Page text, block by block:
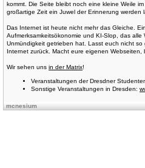
kommt. Die Seite bleibt noch eine kleine Weile
großartige Zeit ein Juwel der Erinnerung werden
Das Internet ist heute nicht mehr das Gleiche.
Aufmerksamkeitsökonomie und KI-Slop, das alle
Unmündigkeit getrieben hat. Lasst euch nicht
Internet zurück. Macht eure eigenen Webseiten,
Wir sehen uns in der Matrix!
Veranstaltungen der Dresdner
Sonstige Veranstaltungen in Dresden:
mcnesium